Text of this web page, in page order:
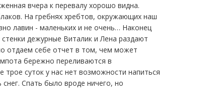
вчера к перевалу хорошо видна.
На гребнях хребтов, окружающих наш
лавин - маленьких и не очень… Наконец
дежурные Виталик и Лена раздают
отдаем себе отчет в том, чем может
бережно переливаются в
суток у нас нет возможности напиться
Спать было вроде ничего, но